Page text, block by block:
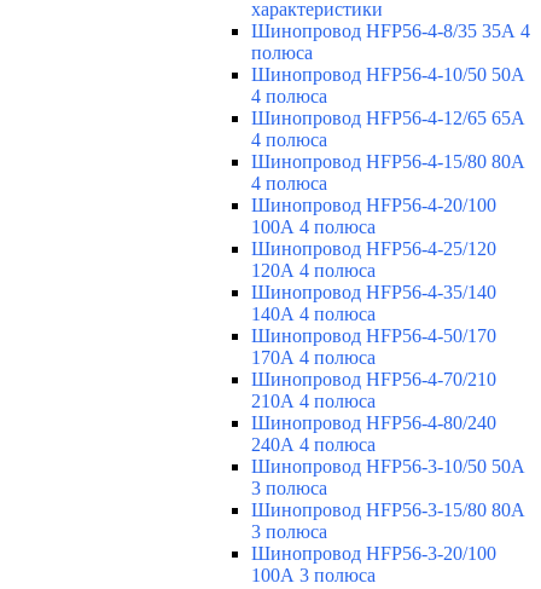
характеристики
Шинопровод HFP56-4-8/35 35А 4
полюса
Шинопровод HFP56-4-10/50 50А
4 полюса
Шинопровод HFP56-4-12/65 65А
4 полюса
Шинопровод HFP56-4-15/80 80А
4 полюса
Шинопровод HFP56-4-20/100
100А 4 полюса
Шинопровод HFP56-4-25/120
120А 4 полюса
Шинопровод HFP56-4-35/140
140А 4 полюса
Шинопровод HFP56-4-50/170
170А 4 полюса
Шинопровод HFP56-4-70/210
210А 4 полюса
Шинопровод HFP56-4-80/240
240А 4 полюса
Шинопровод HFP56-3-10/50 50А
3 полюса
Шинопровод HFP56-3-15/80 80А
3 полюса
Шинопровод HFP56-3-20/100
100А 3 полюса